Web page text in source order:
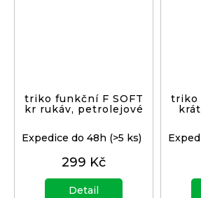
triko funkční F SOFT
kr rukáv, petrolejové
Expedice do 48h (>5 ks)
299 Kč
Detail
triko